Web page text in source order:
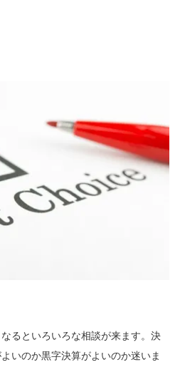
るといろいろな相談が来ます。決
いのか黒字決算がよいのか迷いま